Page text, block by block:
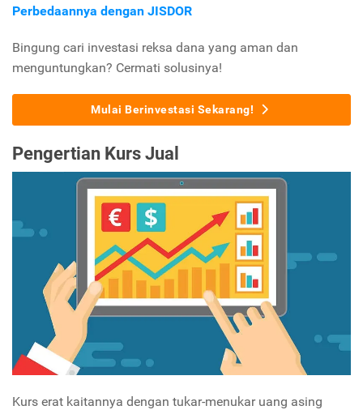
Perbedaannya dengan JISDOR
Bingung cari investasi reksa dana yang aman dan
menguntungkan? Cermati solusinya!
Mulai Berinvestasi Sekarang!
Pengertian Kurs Jual
Kurs erat kaitannya dengan tukar-menukar uang asing